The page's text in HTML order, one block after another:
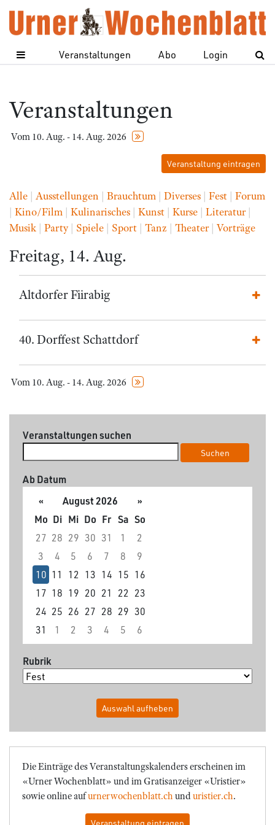
Veranstaltungen Abo Login
Veranstaltungen
Vom 10. Aug. - 14. Aug. 2026
Veranstaltung eintragen
Alle | Ausstellungen | Brauchtum | Diverses | Fest | Forum
| Kino/Film | Kulinarisches | Kunst | Kurse | Literatur|
Musik | Party| Spiele | Sport | Tanz | Theater| Vorträge
Freitag, 14. Aug.
Altdorfer Fiirabig
40. Dorffest Schattdorf
Vom 10. Aug. - 14. Aug. 2026
Veranstaltungen suchen
Suchen
Ab Datum
«
August 2026
»
Mo Di Mi Do Fr Sa So
27 28 29 30 31 1
2
3
4 5 6 7 8
9
10 11 12 13 14 15 16
17 18 19 20 21 22 23
24 25 26 27 28 29 30
31
1 2 3 4 5 6
Rubrik
Auswahl aufheben
Die Einträge des Veranstaltungskalenders erscheinen im
«Urner Wochenblatt» und im Gratisanzeiger «Uristier»
sowie online aufurnerwochenblatt.ch unduristier.ch.